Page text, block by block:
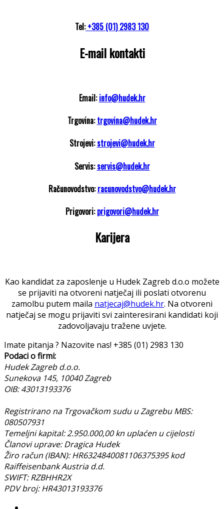
Tel:+385 (01) 2983 130
E-mail kontakti
Email: info@hudek.hr
Trgovina: trgovina@hudek.hr
Strojevi: strojevi@hudek.hr
Servis: servis@hudek.hr
Računovodstvo: racunovodstvo@hudek.hr
Prigovori: prigovori@hudek.hr
Karijera
Kao kandidat za zaposlenje u Hudek Zagreb d.o.o možete
se prijaviti na otvoreni natječaj ili poslati otvorenu
zamolbu putem maila natjecaj@hudek.hr. Na otvoreni
natječaj se mogu prijaviti svi zainteresirani kandidati koji
zadovoljavaju tražene uvjete.
Imate pitanja ? Nazovite nas! +385 (01) 2983 130
Podaci o firmi:
Hudek Zagreb d.o.o.
Sunekova 145, 10040 Zagreb
OIB: 43013193376
Registrirano na Trgovačkom sudu u Zagrebu MBS:
080507931
Temeljni kapital: 2.950.000,00 kn uplaćen u cijelosti
Članovi uprave: Dragica Hudek
Žiro račun (IBAN): HR6324840081106375395 kod
Raiffeisenbank Austria d.d.
SWIFT: RZBHHR2X
PDV broj: HR43013193376